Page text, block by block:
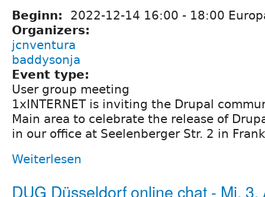
Beginn: 2022-12-14 16:00 - 18:00
Organizers:
jcnventura
baddysonja
Event type:
User group meeting
1xINTERNET is inviting the Drupal
Main area to celebrate the release of
in our office at Seelenberger Str. 2 in
Weiterlesen
DUG Düsseldorf online chat - Mi, 3.